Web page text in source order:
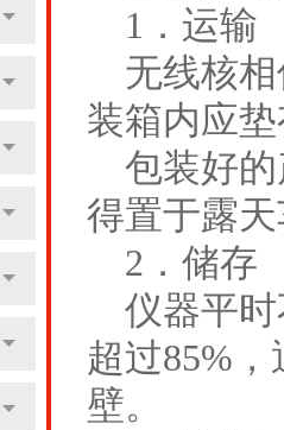
1．运输
无线核相
装箱内应
包装好的
得置于露
2．储存
仪器平时
超过85%
壁。